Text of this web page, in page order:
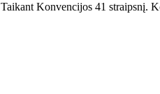
Taikant Konvencijos 41 straipsnį.